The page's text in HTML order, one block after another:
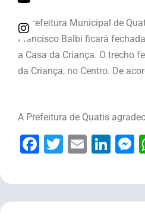
A Prefeitura Municipal de
Francisco Balbi ficará
a Casa da Criança. O trecho
da Criança, no Centro. De
A Prefeitura de Quatis
Facebook
Twitter
Email